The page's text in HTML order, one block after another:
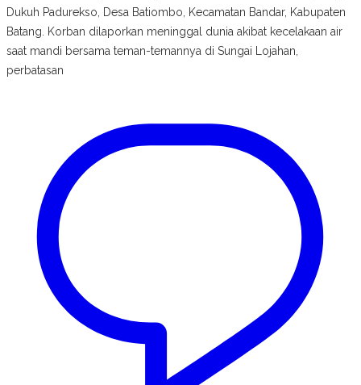
Dukuh Padurekso, Desa Batiombo, Kecamatan Bandar, Kabupaten
Batang. Korban dilaporkan meninggal dunia akibat kecelakaan air
saat mandi bersama teman-temannya di Sungai Lojahan,
perbatasan